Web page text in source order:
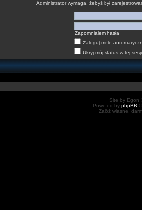
Administrator wymaga, żebyś był
Zapomniałem hasła
Zaloguj mnie
Ukryj mój status w tej sesji
Site by Egon
Powered by phpBB
Załóż własne,